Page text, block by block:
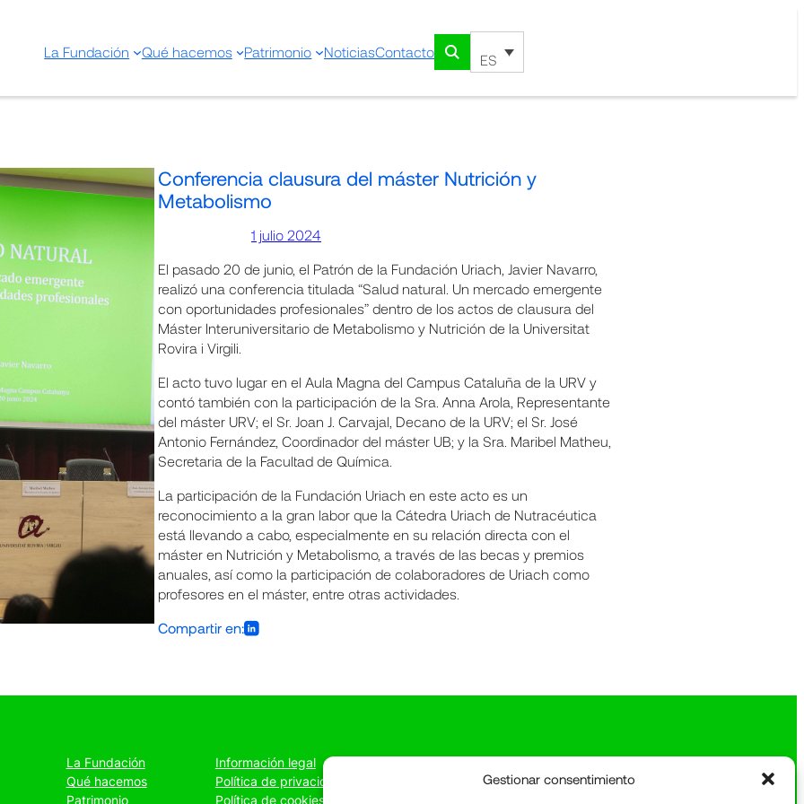
Gestionar consentimiento
La Fundación Qué hacemos Patrimonio NoticiasContacto ES
Conferencia clausura del máster Nutrición y
Metabolismo
1 julio 2024
El pasado 20 de junio, el Patrón de la Fundación Uriach, Javier Navarro,
realizó una conferencia titulada “Salud natural. Un mercado emergente
con oportunidades profesionales” dentro de los actos de clausura del
Máster Interuniversitario de Metabolismo y Nutrición de la Universitat
Rovira i Virgili.
El acto tuvo lugar en el Aula Magna del Campus Cataluña de la URV y
contó también con la participación de la Sra. Anna Arola, Representante
del máster URV; el Sr. Joan J. Carvajal, Decano de la URV; el Sr. José
Antonio Fernández, Coordinador del máster UB; y la Sra. Maribel Matheu,
Secretaria de la Facultad de Química.
La participación de la Fundación Uriach en este acto es un
reconocimiento a la gran labor que la Cátedra Uriach de Nutracéutica
está llevando a cabo, especialmente en su relación directa con el
máster en Nutrición y Metabolismo, a través de las becas y premios
anuales, así como la participación de colaboradores de Uriach como
profesores en el máster, entre otras actividades.
Compartir en:
La Fundación
Qué hacemos
Patrimonio
Información legal
Política de privacidad
Política de cookies